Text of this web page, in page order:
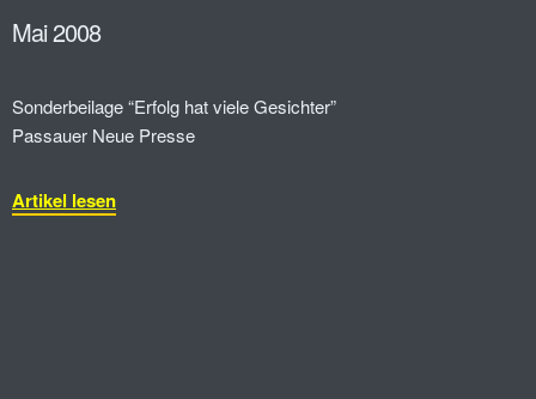
Mai 2008
Sonderbeilage “Erfolg hat viele Gesichter”
Passauer Neue Presse
Artikel lesen